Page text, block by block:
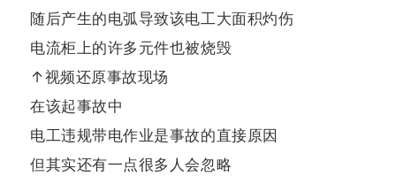
随后产生的电弧导致该电工大面积灼伤
电流柜上的许多元件也被烧毁
↑视频还原事故现场
在该起事故中
电工违规带电作业是事故的直接原因
但其实还有一点很多人会忽略